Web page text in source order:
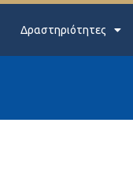
Δραστηριότητες